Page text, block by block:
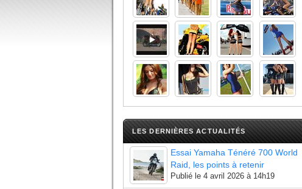
LES DERNIÈRES ACTUALITÉS
Essai Yamaha Ténéré 700 World
Raid, les points à retenir
Publié le 4 avril 2026 à 14h19